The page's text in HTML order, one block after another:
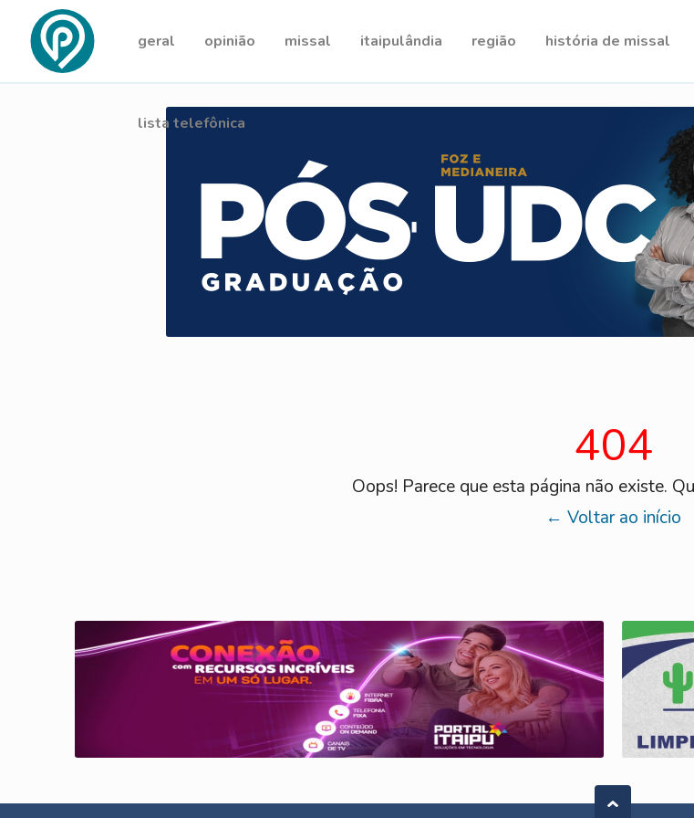
geral opinião missal itaipulândia região história de missal
lista telefônica
404
Oops! Parece que esta página não existe.
← Voltar ao início